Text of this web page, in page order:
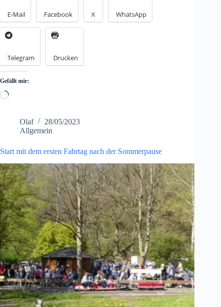
E-Mail Facebook X WhatsApp
Telegram Drucken
Gefällt mir:
Loading…
Olaf
28/05/2023
Allgemein
Start mit dem ersten Fahrtag nach der Sommerpause